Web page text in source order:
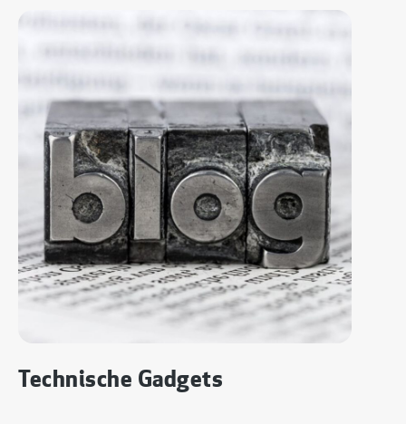
Technische Gadgets